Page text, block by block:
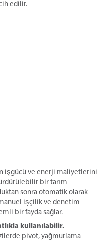
edilir.
işgücü ve enerji maliyetlerini
bir tarım
sonra otomatik olarak
işçilik ve denetim
bir fayda sağlar.
kullanılabilir.
pivot, yağmurlama